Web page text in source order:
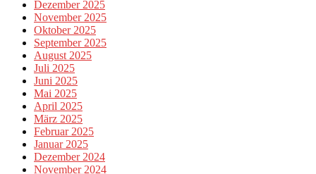
Dezember 2025
November 2025
Oktober 2025
September 2025
August 2025
Juli 2025
Juni 2025
Mai 2025
April 2025
März 2025
Februar 2025
Januar 2025
Dezember 2024
November 2024